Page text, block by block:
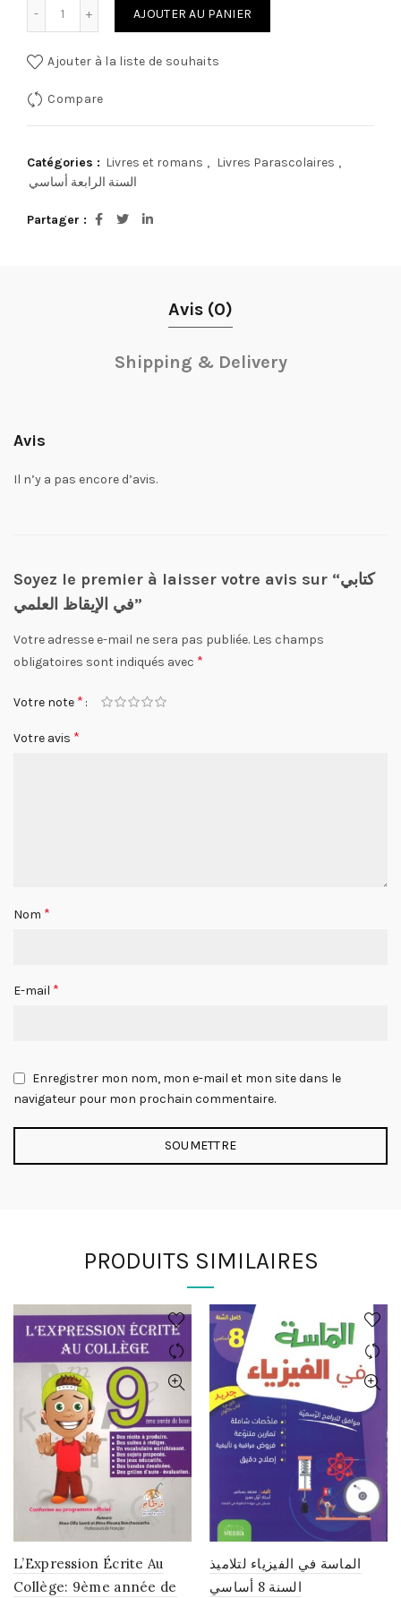
AJOUTER AU PANIER
Ajouter à la liste de souhaits
Compare
Catégories : Livres et romans , Livres Parascolaires ,
السنة الرابعة أساسي
Partager
Avis (0)
Shipping & Delivery
Avis
Il n’y a pas encore d’avis.
Soyez le premier à laisser votre avis sur “كتابي
في الإيقاظ العلمي”
Votre adresse e-mail ne sera pas publiée. Les champs
obligatoires sont indiqués avec *
Votre note *
Votre avis *
Nom *
E-mail *
Enregistrer mon nom, mon e-mail et mon site dans le
navigateur pour mon prochain commentaire.
PRODUITS SIMILAIRES
L’Expression Écrite Au
Collège: 9ème année de
الماسة في الفيزياء لتلاميذ
السنة 8 أساسي